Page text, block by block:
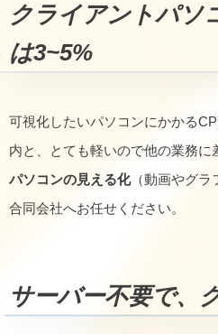
クライアントパソ
は3~5%
可視化したいパソコンにかかる
内と、とても軽いので他の業務に
パソコンの見える化（動画やグラ
合同会社へお任せください。
サーバー不要で、